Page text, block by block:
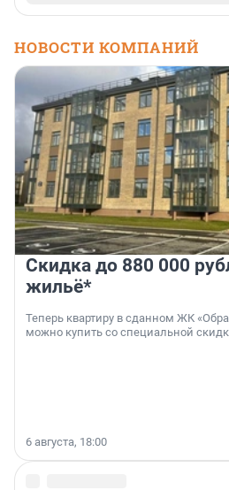
НОВОСТИ КОМПАНИЙ
Скидка до 880 000
жильё*
Теперь квартиру в сданном ЖК
можно купить со специальной
6 августа, 18:00